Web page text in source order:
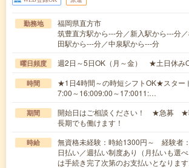
勤務地
福岡県直方市
筑豊直方駅から---分／新入駅から---分
田駅から---分／中泉駅から---分
曜日頻度 週2日～5日OK（月～金） ★土日休み
時間
★1日4時間～の時短シフトOK★スター
7:00～16:009:00～17:0011:…
期間
開始日はご相談ください！ ★急募 ★
長期でも働けます！
時給
無資格未経験：時給1300円～ 経験
日払い／週払い制度あり（月払いも選
は手続き完了次第のお支払いとなります